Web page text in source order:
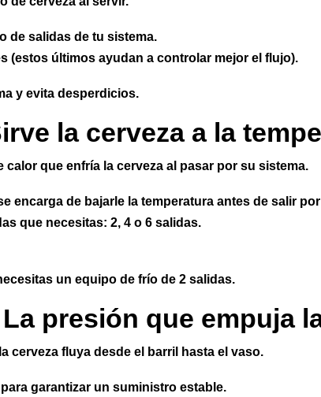
de salidas de tu sistema.
(estos últimos ayudan a controlar mejor el flujo).
y evita desperdicios.
la cerveza a la
que enfría la cerveza al pasar por su sistema.
encarga de bajarle la temperatura antes de salir
que necesitas: 2, 4 o 6 salidas.
un equipo de frío de 2 salidas.
presión que empuja
cerveza fluya desde el barril hasta el vaso.
garantizar un suministro estable.